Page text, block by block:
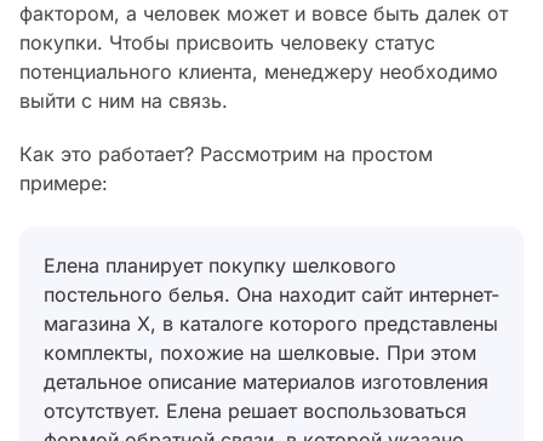
фактором, а человек может и вовсе быть далек от
покупки. Чтобы присвоить человеку статус
потенциального клиента, менеджеру необходимо
выйти с ним на связь.
Как это работает? Рассмотрим на простом
примере:
Елена планирует покупку шелкового
постельного белья. Она находит сайт интернет-
магазина Х, в каталоге которого представлены
комплекты, похожие на шелковые. При этом
детальное описание материалов изготовления
отсутствует. Елена решает воспользоваться